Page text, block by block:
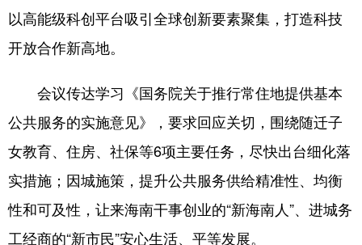
以高能级科创平台吸引全球创新要素聚集，打造科技
开放合作新高地。
会议传达学习《国务院关于推行常住地提供基本
公共服务的实施意见》，要求回应关切，围绕随迁子
女教育、住房、社保等6项主要任务，尽快出台细化落
实措施；因城施策，提升公共服务供给精准性、均衡
性和可及性，让来海南干事创业的“新海南人”、进城务
工经商的“新市民”安心生活、平等发展。